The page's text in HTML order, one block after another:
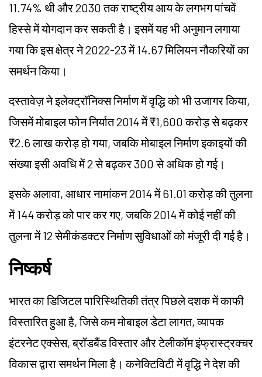
11.74% थी और 2030 तक राष्ट्रीय आय के लगभग पांचवें
हिस्से में योगदान कर सकती है। इसमें यह भी अनुमान लगाया
गया कि इस क्षेत्र ने 2022-23 में 14.67 मिलियन नौकरियों का
समर्थन किया।
दस्तावेज़ ने इलेक्ट्रॉनिक्स निर्माण में वृद्धि को भी उजागर किया,
जिसमें मोबाइल फोन निर्यात 2014 में ₹1,600 करोड़ से बढ़कर
₹2.6 लाख करोड़ हो गया, जबकि मोबाइल निर्माण इकाइयों की
संख्या इसी अवधि में 2 से बढ़कर 300 से अधिक हो गई।
इसके अलावा, आधार नामांकन 2014 में 61.01 करोड़ की तुलना
में 144 करोड़ को पार कर गए, जबकि 2014 में कोई नहीं की
तुलना में 12 सेमीकंडक्टर निर्माण सुविधाओं को मंजूरी दी गई है।
निष्कर्ष
भारत का डिजिटल पारिस्थितिकी तंत्र पिछले दशक में काफी
विस्तारित हुआ है, जिसे कम मोबाइल डेटा लागत, व्यापक
इंटरनेट एक्सेस, ब्रॉडबैंड विस्तार और टेलीकॉम इंफ्रास्ट्रक्चर
विकास द्वारा समर्थन मिला है। कनेक्टिविटी में वृद्धि ने देश की